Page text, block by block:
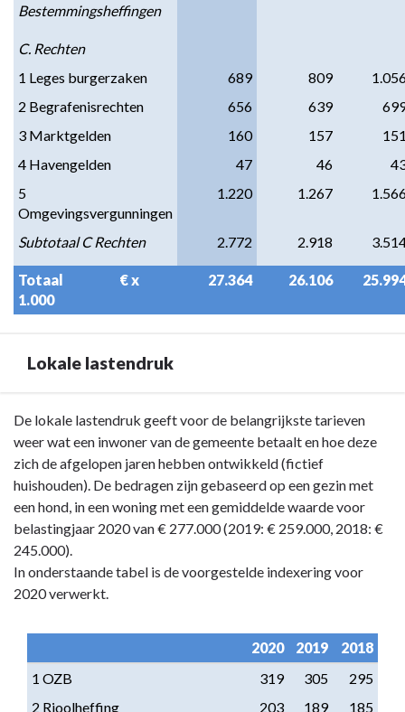
Bestemmingsheffingen
C. Rechten
1 Leges burgerzaken
689 809
2 Begrafenisrechten
656 639
3 Marktgelden
160 157
4 Havengelden
47 46
5
Omgevingsvergunningen
1.220 1.267
Subtotaal C Rechten 2.772 2.918
Totaal                     € x
1.000
27.364 26.106
Lokale lastendruk
Terug
naar
navigatie
Paragraaf
Lokale
heffingen
lastendruk
De lokale lastendruk geeft voor de belangrijkste tarieven
weer wat een inwoner van de gemeente betaalt en hoe deze
zich de afgelopen jaren hebben ontwikkeld (fictief
huishouden). De bedragen zijn gebaseerd op een gezin met
een hond, in een woning met een gemiddelde waarde voor
belastingjaar 2020 van € 277.000 (2019: € 259.000, 2018: €
245.000).
In onderstaande tabel is de voorgestelde indexering voor
2020 verwerkt.
2020 2019
2018
1 OZB
319 305
295
2 Rioolheffing
203 189 185